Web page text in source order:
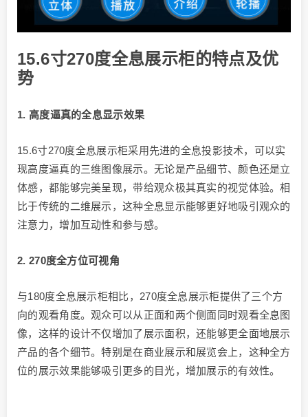
15.6寸270度全息展示柜的特点及优
势
1. 高度逼真的全息显示效果
15.6寸270度全息展示柜采用先进的全息投影技术，可以实
现高度逼真的三维图像展示。无论是产品细节、颜色还是立
体感，都能够完美呈现，带给观众极其真实的视觉体验。相
比于传统的二维展示，这种全息显示能够更好地吸引观众的
注意力，增加互动性和参与感。
2. 270度全方位可视角
与180度全息展示柜相比，270度全息展示柜提供了三个方
向的观看角度。观众可以从正面和两个侧面同时观看全息图
像，这样的设计不仅增加了展示面积，还能够更全面地展示
产品的各个细节。特别是在商业展示和展览会上，这种全方
位的展示效果能够吸引更多的目光，增加展示的有效性。